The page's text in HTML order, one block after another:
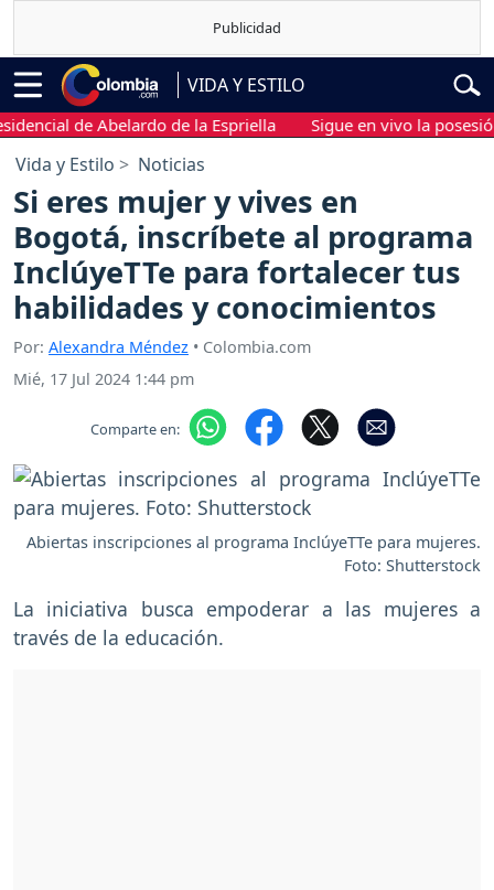
VIDA Y ESTILO
de Abelardo de la Espriella Sigue en vivo la posesión
Vida y Estilo Noticias
Si eres mujer y vives en
Bogotá, inscríbete al programa
InclúyeTTe para fortalecer tus
habilidades y conocimientos
Por: Alexandra Méndez • Colombia.com
Mié, 17 Jul 2024 1:44 pm
Comparte en:
Abiertas inscripciones al programa InclúyeTTe para mujeres.
Foto: Shutterstock
La iniciativa busca empoderar a las mujeres a
través de la educación.